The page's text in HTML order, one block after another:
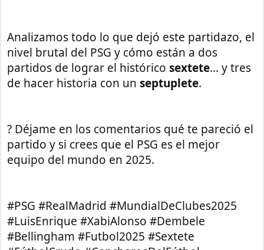
Analizamos todo lo que dejó este partidazo, el
nivel brutal del PSG y cómo están a dos
partidos de lograr el históricosextete... y tres
de hacer historia con unseptuplete.
? Déjame en los comentarios qué te pareció el
partido y si crees que el PSG es el mejor
equipo del mundo en 2025.
#PSG #RealMadrid #MundialDeClubes2025
#LuisEnrique #XabiAlonso #Dembele
#Bellingham #Futbol2025 #Sextete